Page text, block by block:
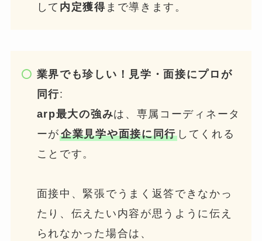
して 内定獲得 まで導きます。
業界でも珍しい！見学・面接にプロが
同行:
arp最大の強みは、専属コーディネータ
ーが企業見学や面接に同行 してくれる
ことです。
面接中、緊張でうまく返答できなかっ
たり、伝えたい内容が思うように伝え
られなかった場合は、